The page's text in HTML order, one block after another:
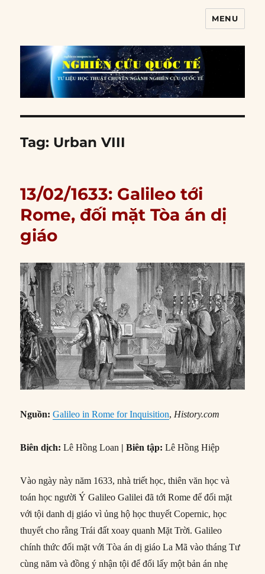
MENU
Tag: Urban VIII
13/02/1633: Galileo tới
Rome, đối mặt Tòa án dị
giáo
Nguồn:Galileo in Rome for Inquisition, History.com
Biên dịch:Lê Hồng Loan | Biên tập:Lê Hồng Hiệp
Vào ngày này năm 1633, nhà triết học, thiên văn học và
toán học người Ý Galileo Galilei đã tới Rome để đối mặt
với tội danh dị giáo vì ủng hộ học thuyết Copernic, học
thuyết cho rằng Trái đất xoay quanh Mặt Trời. Galileo
chính thức đối mặt với Tòa án dị giáo La Mã vào tháng Tư
cùng năm và đồng ý nhận tội để đổi lấy một bản án nhẹ